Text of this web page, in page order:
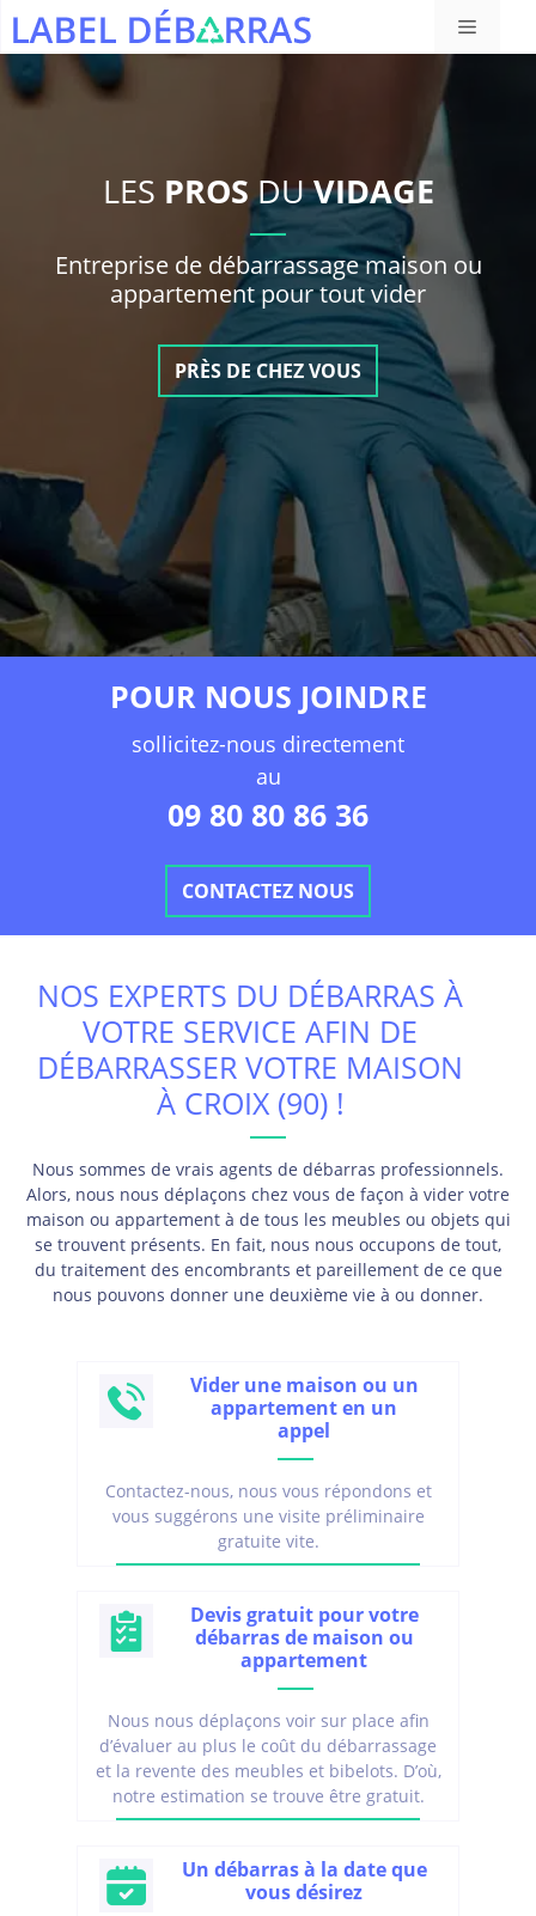
Aller
au
contenu
Menu
LES PROSDUVIDAGE
Entreprise de débarrassage maison ou
appartement pour tout vider
PRÈS DE CHEZ VOUS
POUR NOUS JOINDRE
sollicitez-nous directement
au
09 80 80 86 36
CONTACTEZ NOUS
NOS EXPERTS DU DÉBARRAS À
VOTRE SERVICE AFIN DE
DÉBARRASSER VOTRE MAISON
À CROIX (90) !
Nous sommes de vrais agents de débarras professionnels.
Alors, nous nous déplaçons chez vous de façon à vider votre
maison ou appartement à de tous les meubles ou objets qui
se trouvent présents. En fait, nous nous occupons de tout,
du traitement des encombrants et pareillement de ce que
nous pouvons donner une deuxième vie à ou donner.
Vider une maison ou un
appartement en un
appel
Contactez-nous, nous vous répondons et
vous suggérons une visite préliminaire
gratuite vite.
Devis gratuit pour votre
débarras de maison ou
appartement
Nous nous déplaçons voir sur place afin
d’évaluer au plus le coût du débarrassage
et la revente des meubles et bibelots. D’où,
notre estimation se trouve être gratuit.
Un débarras à la date que
vous désirez